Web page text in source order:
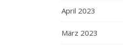
April 2023
März 2023